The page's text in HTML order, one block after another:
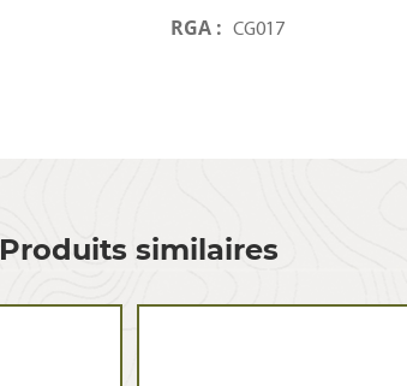
RGA : CG017
Produits similaires